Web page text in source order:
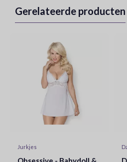
Gerelateerde producten
Jurkjes